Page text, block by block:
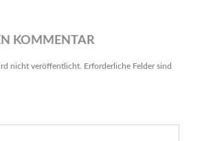
KOMMENTAR
nicht veröffentlicht. Erforderliche Felder sind